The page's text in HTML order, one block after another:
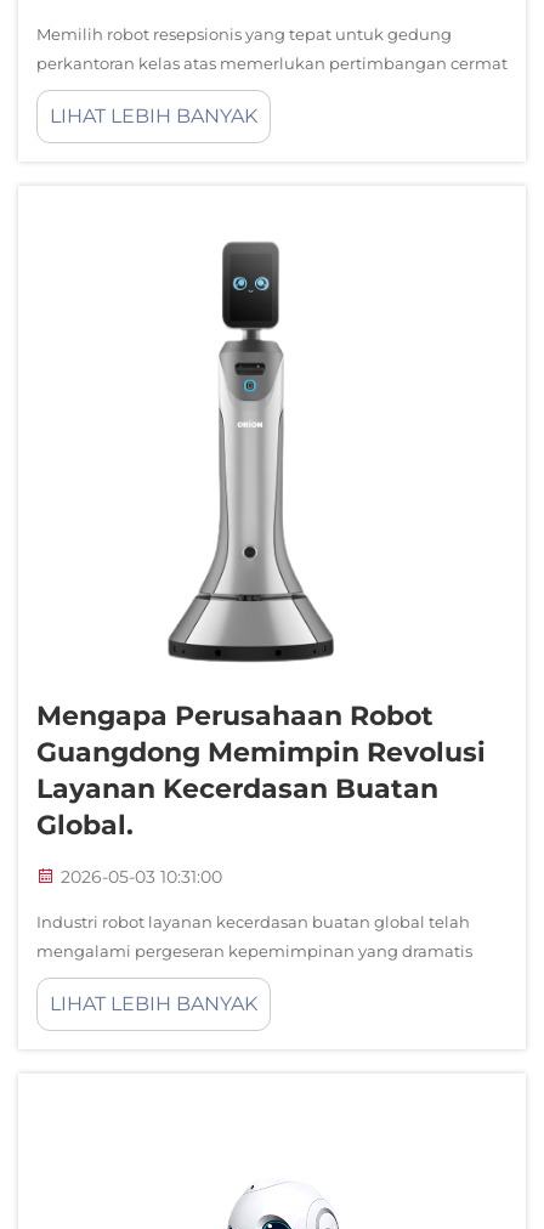
Memilih robot resepsionis yang tepat untuk gedung
perkantoran kelas atas memerlukan pertimbangan cermat
terhadap berbagai faktor teknis, operasional, dan terkait
merek yang secara langsung memengaruhi pengalaman
LIHAT LEBIH BANYAK
Mengapa Perusahaan Robot
Guangdong Memimpin Revolusi
Layanan Kecerdasan Buatan
Global.
2026-05-03 10:31:00
Industri robot layanan kecerdasan buatan global telah
mengalami pergeseran kepemimpinan yang dramatis
dalam satu dekade terakhir, dengan perusahaan robot
Guangdong muncul sebagai kekuatan dominan yang
mendorong inovasi, keunggulan manufaktur, dan
LIHAT LEBIH BANYAK